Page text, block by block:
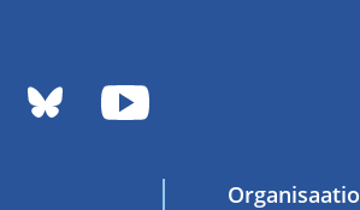
Or­ga­ni­saa­tio